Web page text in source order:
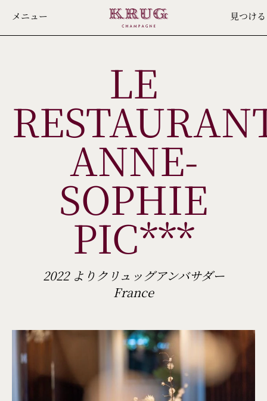
メニュー 見つける
LE
ANNE-
SOPHIE
PIC***
2022 よりクリュッグアンバサダー
France